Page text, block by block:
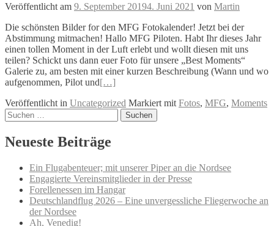
Veröffentlicht am 9. September 20194. Juni 2021 von Martin
Die schönsten Bilder for den MFG Fotokalender! Jetzt bei der
Abstimmung mitmachen! Hallo MFG Piloten. Habt Ihr dieses Jahr
einen tollen Moment in der Luft erlebt und wollt diesen mit uns
teilen? Schickt uns dann euer Foto für unsere „Best Moments“
Galerie zu, am besten mit einer kurzen Beschreibung (Wann und wo
aufgenommen, Pilot und[…]
Veröffentlicht in Uncategorized Markiert mit Fotos, MFG, Moments
Beitrags-
Suchen
nach:
Neueste Beiträge
Ein Flugabenteuer; mit unserer Piper an die Nordsee
Engagierte Vereinsmitglieder in der Presse
Forellenessen im Hangar
Deutschlandflug 2026 – Eine unvergessliche Fliegerwoche an
der Nordsee
Ah, Venedig!